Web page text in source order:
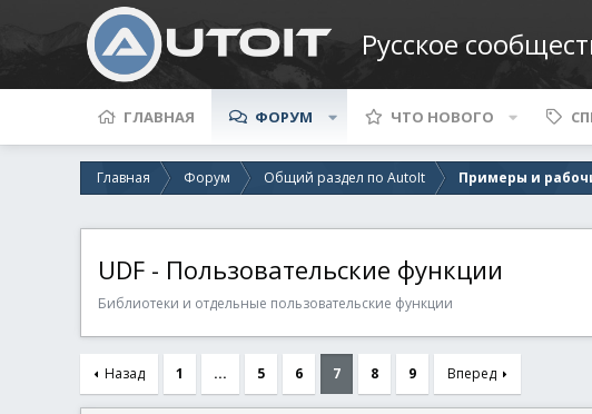
Русское
ГЛАВНАЯ ФОРУМ ЧТО НОВОГО
Главная Форум Общий раздел по AutoIt Примеры и
UDF - Пользовательские функции
Библиотеки и отдельные пользовательские функции
Назад 1 ... 5 6 7 8 9 Вперед